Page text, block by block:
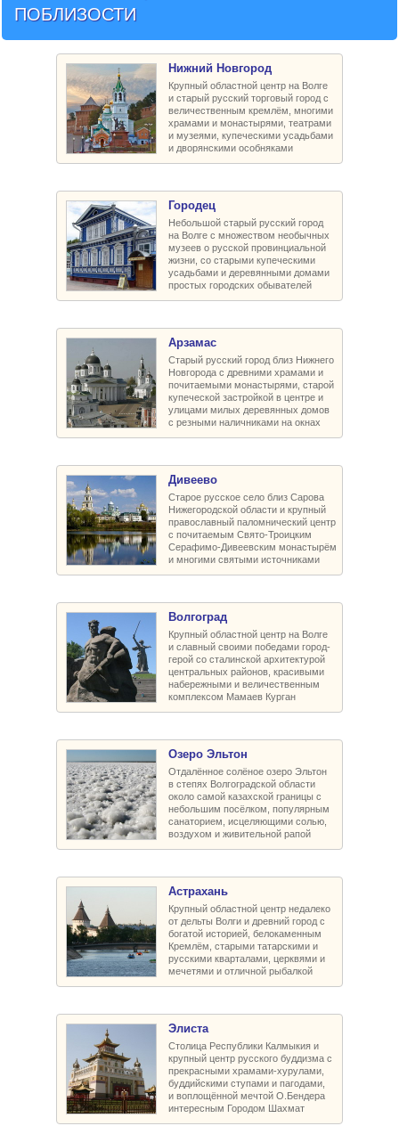
ПОБЛИЗОСТИ
Нижний Новгород
Крупный областной центр на Волге
и старый русский торговый город с
величественным кремлём, многими
храмами и монастырями, театрами
и музеями, купеческими усадьбами
и дворянскими особняками
Городец
Небольшой старый русский город
на Волге с множеством необычных
музеев о русской провинциальной
жизни, со старыми купеческими
усадьбами и деревянными домами
простых городских обывателей
Арзамас
Старый русский город близ Нижнего
Новгорода с древними храмами и
почитаемыми монастырями, старой
купеческой застройкой в центре и
улицами милых деревянных домов
с резными наличниками на окнах
Дивеево
Старое русское село близ Сарова
Нижегородской области и крупный
православный паломнический центр
с почитаемым Свято-Троицким
Серафимо-Дивеевским монастырём
и многими святыми источниками
Волгоград
Крупный областной центр на Волге
и славный своими победами город-
герой со сталинской архитектурой
центральных районов, красивыми
набережными и величественным
комплексом Мамаев Курган
Озеро Эльтон
Отдалённое солёное озеро Эльтон
в степях Волгоградской области
около самой казахской границы с
небольшим посёлком, популярным
санаторием, исцеляющими солью,
воздухом и живительной рапой
Астрахань
Крупный областной центр недалеко
от дельты Волги и древний город с
богатой историей, белокаменным
Кремлём, старыми татарскими и
русскими кварталами, церквями и
мечетями и отличной рыбалкой
Элиста
Столица Республики Калмыкия и
крупный центр русского буддизма с
прекрасными храмами-хурулами,
буддийскими ступами и пагодами,
и воплощённой мечтой О.Бендера
интересным Городом Шахмат